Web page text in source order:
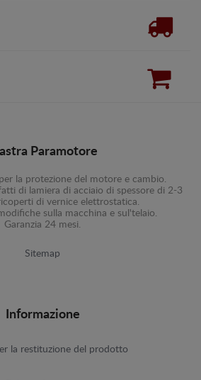
Paramotore
la protezione del motore e cambio.
di lamiera di acciaio di spessore di 2-3
di vernice elettrostatica.
sulla macchina e sul'telaio.
Garanzia 24 mesi.
Sitemap
Informazione
la restituzione del prodotto